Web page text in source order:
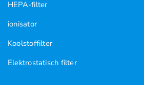
HEPA-filter
ionisator
Koolstoffilter
Elektrostatisch filter